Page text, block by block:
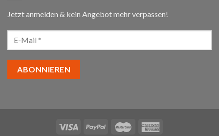
Jetzt anmelden & kein Angebot mehr verpassen!